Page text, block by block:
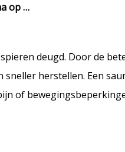
op …
deugd. Door de
herstellen. Een
of